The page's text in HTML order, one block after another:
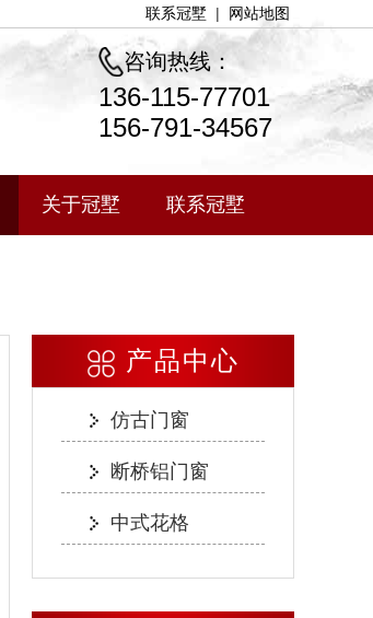
联系冠墅 | 网站地图
咨询热线：
136-115-77701
156-791-34567
关于冠墅 联系冠墅
产品中心
仿古门窗
断桥铝门窗
中式花格